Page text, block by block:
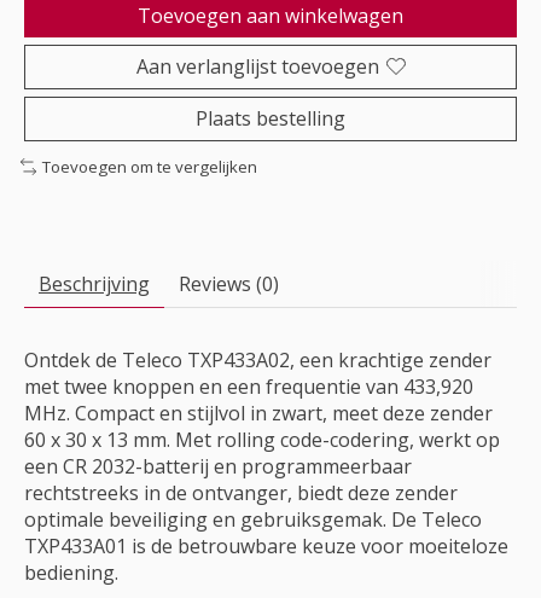
Toevoegen aan winkelwagen
Aan verlanglijst toevoegen
Plaats bestelling
Toevoegen om te vergelijken
Beschrijving Reviews (0)
Ontdek de Teleco TXP433A02, een krachtige zender
met twee knoppen en een frequentie van 433,920
MHz. Compact en stijlvol in zwart, meet deze zender
60 x 30 x 13 mm. Met rolling code-codering, werkt op
een CR 2032-batterij en programmeerbaar
rechtstreeks in de ontvanger, biedt deze zender
optimale beveiliging en gebruiksgemak. De Teleco
TXP433A01 is de betrouwbare keuze voor moeiteloze
bediening.